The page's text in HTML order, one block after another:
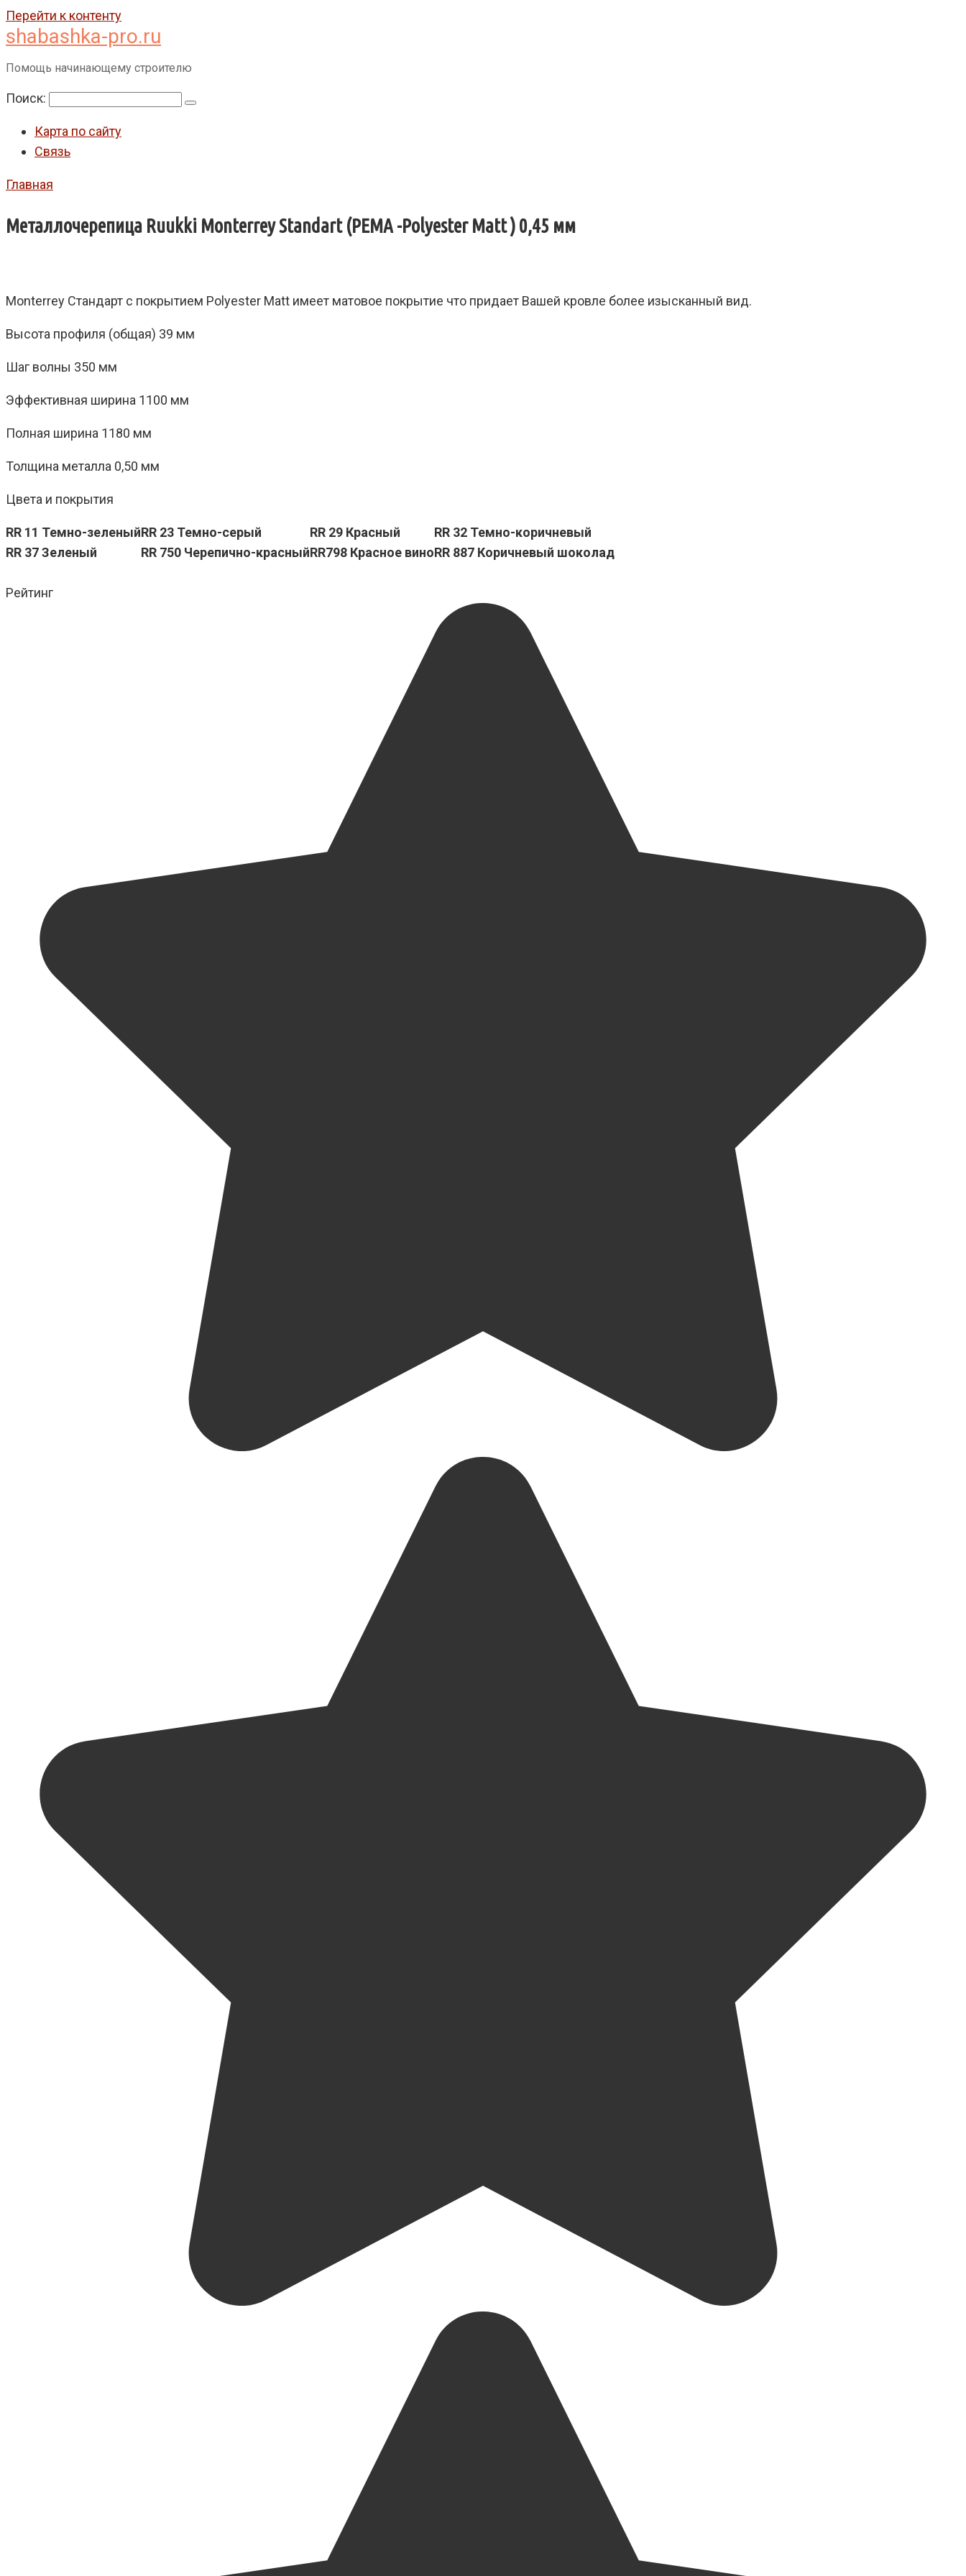
Перейти к контенту
shabashka-pro.ru
Помощь начинающему строителю
Поиск:
Карта по сайту
Связь
Главная
Металлочерепица Ruukki Monterrey Standart (PEMA -Polyester Matt ) 0,45 мм
Monterrey Стандарт с покрытием Polyester Matt имеет матовое покрытие что придает Вашей кровле более изысканный вид.
Высота профиля (общая) 39 мм
Шаг волны 350 мм
Эффективная ширина 1100 мм
Полная ширина 1180 мм
Толщина металла 0,50 мм
Цвета и покрытия
RR 11 Темно-зеленыйRR 23 Темно-серый RR 29 Красный
RR 32 Темно-коричневый
RR 37 Зеленый
RR 750 Черепично-красныйRR798 Красное виноRR 887 Коричневый шоколад
Рейтинг